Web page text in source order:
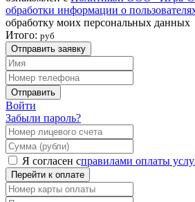
обработки информации о
обработку моих персональных данных
Итого: руб
Отправить заявку
Отправить
Войти
Забыли пароль?
Я согласен справилами оплаты
Перейти к оплате